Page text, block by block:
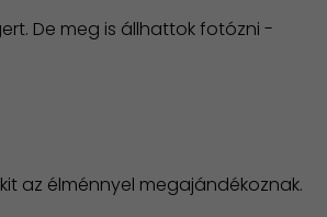
De meg is állhattok fotózni -
az élménnyel megajándékoznak.